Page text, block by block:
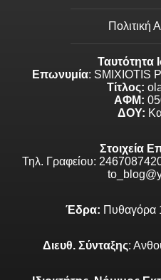
Πολιτική
Ταυτότητα
Επωνυμία: SMIXIOTIS
Τίτλος:
ΑΦΜ:
ΔΟΥ:
Στοιχεία
Τηλ. Γραφείου:
Έδρα: Πυθαγόρα
Διευθ. Σύνταξης: